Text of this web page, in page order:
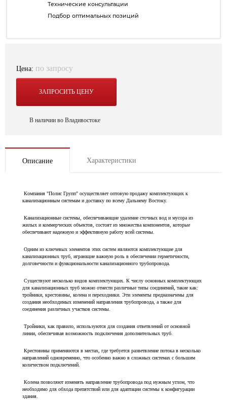
Технические консультации
Подбор оптимальных позиций
Цена: по запросу
ЗАПРОСИТЬ ЦЕНУ
В наличии во Владивостоке
Описание Характеристики
Компания "Полис Групп" осуществляет оптовую продажу комплектующих к
канализационным системам и доставку по всему Дальнему Востоку.
Канализационные системы, обеспечивающие удаление сточных вод и мусора из
жилых и коммерческих объектов, состоят из множества компонентов, которые
обеспечивают надежную и эффективную работу всей системы.
Одним из ключевых элементов этих систем являются комплектующие для
канализационных труб, играющие важную роль в обеспечении герметичности,
долговечности и функциональности канализационного трубопровода.
Существуют несколько видов комплектующих. К числу основных комплектующих
для канализационных труб можно отнести различные типы соединений, такие как:
тройники, крестовины, колена и переходники. Эти элементы предназначены для
создания необходимых изменений направления трубопровода, а также для
соединения различных участков системы.
Тройники, как правило, используются для создания ответвлений от основной
линии, обеспечивая возможность подключения дополнительных труб.
Крестовины применяются в местах, где требуется разветвление потока в несколько
направлений одновременно, что особенно важно в сложных системах с большим
количеством подключений.
Колена позволяют изменять направление трубопровода под нужным углом, что
необходимо для обхода препятствий или для адаптации системы к конфигурации
здания.